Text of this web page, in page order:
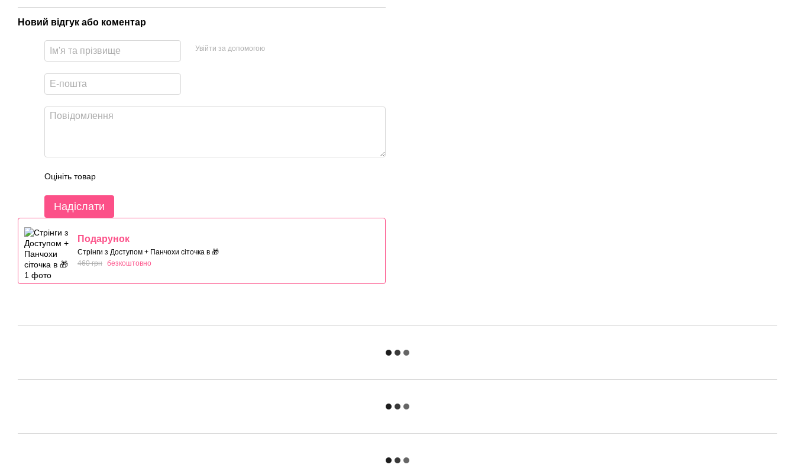
Новий відгук або коментар
Увійти за допомогою
Оцініть товар
Надіслати
Подарунок
Стрінги з Доступом + Панчохи сіточка в 🎁
460 грн безкоштовно